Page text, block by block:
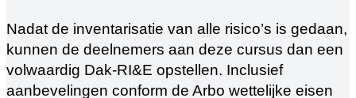
Nadat de inventarisatie van alle risico’s is gedaan,
kunnen de deelnemers aan deze cursus dan een
volwaardig Dak-RI&E opstellen. Inclusief
aanbevelingen conform de Arbo wettelijke eisen